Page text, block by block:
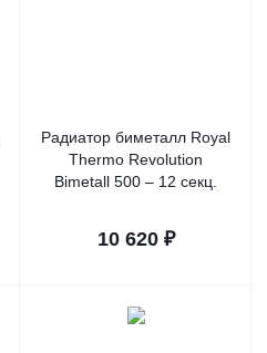
Радиатор биметалл Royal
Thermo Revolution
Bimetall 500 – 12 секц.
10 620₽